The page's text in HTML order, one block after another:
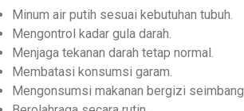
Minum air putih sesuai kebutuhan tubuh.
Mengontrol kadar gula darah.
Menjaga tekanan darah tetap normal.
Membatasi konsumsi garam.
Mengonsumsi makanan bergizi seimbang.